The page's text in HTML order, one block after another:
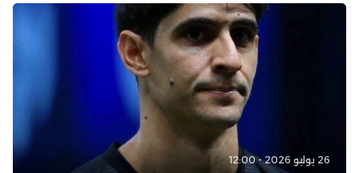
26 يوليو 2026 - 12:00